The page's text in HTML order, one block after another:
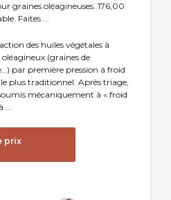
graines oléagineuses. 176,00
Faites ...
des huiles végétales à
(graines de
par première pression à froid
plus traditionnel. Après triage,
mécaniquement à « froid
...
prix